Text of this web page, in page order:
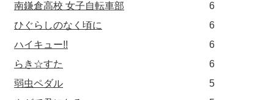
南鎌倉高校 女子自転車部
6
ひぐらしのなく頃に
6
ハイキュー!!
6
らき☆すた
6
弱虫ペダル
5